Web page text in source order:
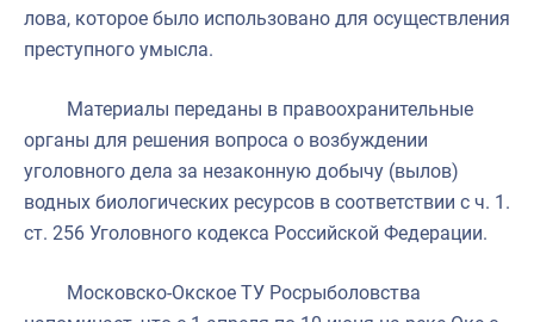
лова, которое было использовано для осуществления
преступного умысла.
Материалы переданы в правоохранительные
органы для решения вопроса о возбуждении
уголовного дела за незаконную добычу (вылов)
водных биологических ресурсов в соответствии с ч. 1.
ст. 256 Уголовного кодекса Российской Федерации.
Московско-Окское ТУ Росрыболовства